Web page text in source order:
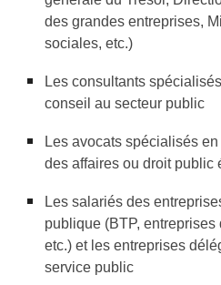
des grandes entreprises,
sociales, etc.)
Les consultants
conseil au secteur public
Les avocats spécialisés
des affaires ou droit public
Les salariés des
publique (BTP, entreprises
etc.) et les entreprises
service public